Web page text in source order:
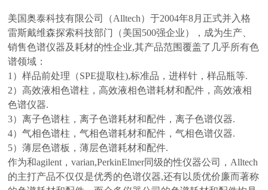
美国奥泰科技有限公司（Alltech）于2004年8月正式并入格
雷斯戴维森探索科技部门（美国500强企业），成为生产、
销售色谱仪器及耗材的性企业,其产品范围覆盖了几乎所有色
谱领域：
1）样品前处理（SPE提取柱),标准品，进样针，样品瓶等.
2）高效液相色谱柱，高效液相色谱耗材和配件，高效液相
色谱仪器.
3）离子色谱柱，离子色谱耗材和配件，离子色谱仪器.
4）气相色谱柱，气相色谱耗材和配件，气相色谱仪器.
5）薄层色谱板，薄层色谱耗材和配件.
作为和agilent，varian,PerkinElmer同级的性仪器公司，Alltech
的主打产品不仅仅是优秀的色谱仪器,还有以质优价廉而著称